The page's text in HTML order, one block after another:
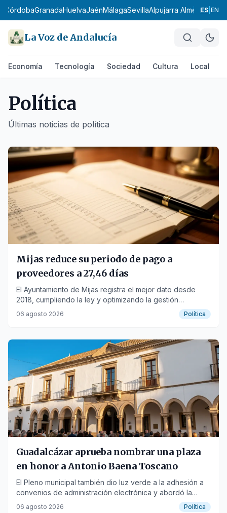
GranadaHuelvaJaénMálagaSevillaAlpujarra Almeriense Los
ES EN
La Voz de Andalucía
Economía Tecnología Sociedad Cultura Local
Política
Últimas noticias de política
Mijas reduce su periodo de pago a
proveedores a 27,46 días
El Ayuntamiento de Mijas registra el mejor dato desde
2018, cumpliendo la ley y optimizando la gestión
económica municipal.
06 agosto 2026 Política
Guadalcázar aprueba nombrar una plaza
en honor a Antonio Baena Toscano
El Pleno municipal también dio luz verde a la adhesión a
convenios de administración electrónica y abordó la
moción sobre servicios sanitarios.
06 agosto 2026 Política